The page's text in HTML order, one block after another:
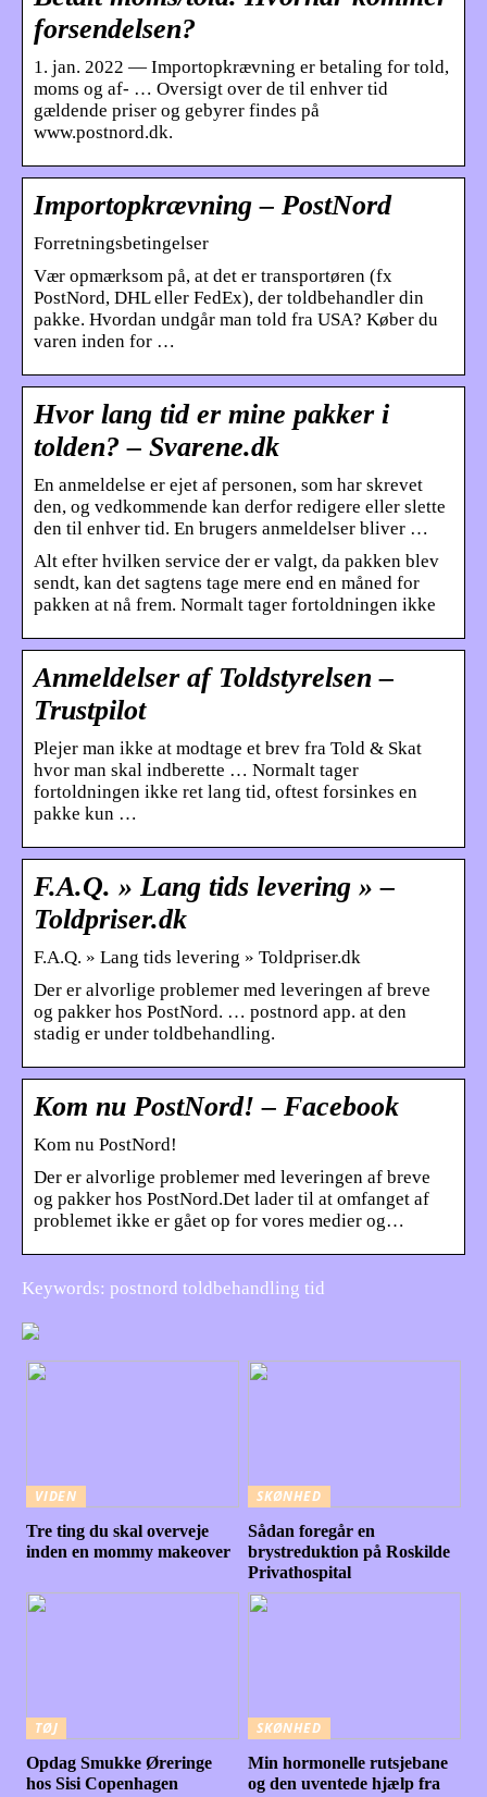
forsendelsen?
1. jan. 2022 — Importopkrævning er betaling for told,
moms og af- … Oversigt over de til enhver tid
gældende priser og gebyrer findes på
www.postnord.dk.
Importopkrævning – PostNord
Forretningsbetingelser
Vær opmærksom på, at det er transportøren (fx
PostNord, DHL eller FedEx), der toldbehandler din
pakke. Hvordan undgår man told fra USA? Køber du
varen inden for …
Hvor lang tid er mine pakker i
tolden? – Svarene.dk
En anmeldelse er ejet af personen, som har skrevet
den, og vedkommende kan derfor redigere eller slette
den til enhver tid. En brugers anmeldelser bliver …
Alt efter hvilken service der er valgt, da pakken blev
sendt, kan det sagtens tage mere end en måned for
pakken at nå frem. Normalt tager fortoldningen ikke
Anmeldelser af Toldstyrelsen –
Trustpilot
Plejer man ikke at modtage et brev fra Told & Skat
hvor man skal indberette … Normalt tager
fortoldningen ikke ret lang tid, oftest forsinkes en
pakke kun …
F.A.Q. » Lang tids levering » –
Toldpriser.dk
F.A.Q. » Lang tids levering » Toldpriser.dk
Der er alvorlige problemer med leveringen af breve
og pakker hos PostNord. … postnord app. at den
stadig er under toldbehandling.
Kom nu PostNord! – Facebook
Kom nu PostNord!
Der er alvorlige problemer med leveringen af breve
og pakker hos PostNord.Det lader til at omfanget af
problemet ikke er gået op for vores medier og…
Keywords: postnord toldbehandling tid
VIDEN
Tre ting du skal overveje
inden en mommy makeover
SKØNHED
Sådan foregår en
brystreduktion på Roskilde
Privathospital
TØJ
Opdag Smukke Øreringe
hos Sisi Copenhagen
SKØNHED
Min hormonelle rutsjebane
og den uventede hjælp fra